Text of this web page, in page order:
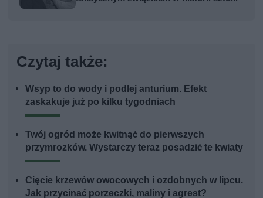
Czytaj także:
Wsyp to do wody i podlej anturium. Efekt
zaskakuje już po kilku tygodniach
Twój ogród może kwitnąć do pierwszych
przymrozków. Wystarczy teraz posadzić te kwiaty
Cięcie krzewów owocowych i ozdobnych w lipcu.
Jak przycinać porzeczki, maliny i agrest?